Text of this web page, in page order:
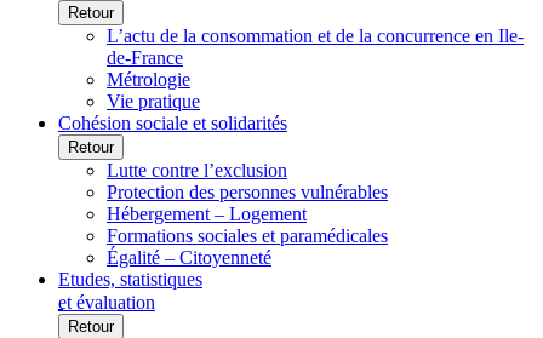
Retour
L’actu de la consommation et de la concurrence en Ile-
de-France
Métrologie
Vie pratique
Cohésion sociale et solidarités
Retour
Lutte contre l’exclusion
Protection des personnes vulnérables
Hébergement – Logement
Formations sociales et paramédicales
Égalité – Citoyenneté
Etudes, statistiques
et évaluation
Retour